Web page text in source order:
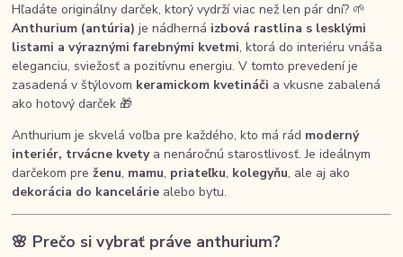
Hľadáte originálny darček, ktorý vydrží viac než len pár dní? 🌱
Anthurium (antúria) je nádherná izbová rastlina s lesklými
listami a výraznými farebnými kvetmi, ktorá do interiéru vnáša
eleganciu, sviežosť a pozitívnu energiu. V tomto prevedení je
zasadená v štýlovom keramickom kvetináči a vkusne zabalená
ako hotový darček 🎁
Anthurium je skvelá voľba pre každého, kto má rád moderný
interiér, trvácne kvetya nenáročnú starostlivosť. Je ideálnym
darčekom preženu, mamu, priateľku, kolegyňu, ale aj ako
dekorácia do kancelárie alebo bytu.
🌸 Prečo si vybrať práve anthurium?